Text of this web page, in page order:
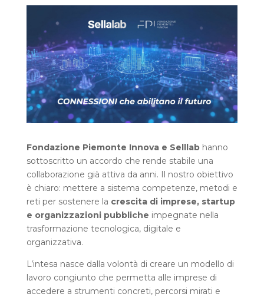
Fondazione Piemonte Innova e Selllabhanno
sottoscritto un accordo che rende stabile una
collaborazione già attiva da anni. Il nostro obiettivo
è chiaro: mettere a sistema competenze, metodi e
reti per sostenere la crescita di imprese, startup
e organizzazioni pubbliche impegnate nella
trasformazione tecnologica, digitale e
organizzativa.
L’intesa nasce dalla volontà di creare un modello di
lavoro congiunto che permetta alle imprese di
accedere a strumenti concreti, percorsi mirati e